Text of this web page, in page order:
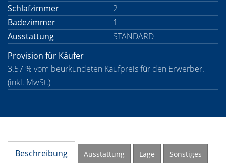
Schlafzimmer
2
Badezimmer
1
Ausstattung
STANDARD
Provision für Käufer
3.57 % vom beurkundeten Kaufpreis für den Erwerber.
(inkl. MwSt.)
Beschreibung Ausstattung Lage Sonstiges